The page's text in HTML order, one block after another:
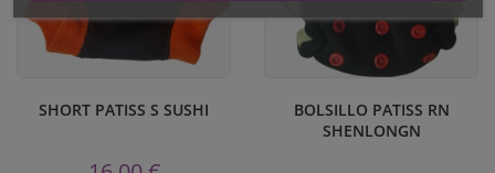
SHORT PATISS S SUSHI
BOLSILLO PATISS RN
SHENLONGN